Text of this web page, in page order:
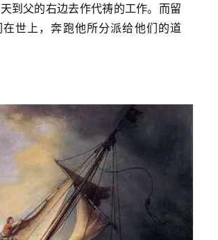
到父的右边去作代祷的工作。而留
世上，奔跑他所分派给他们的道